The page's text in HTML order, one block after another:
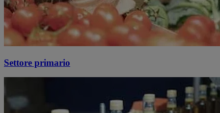
Settore primario